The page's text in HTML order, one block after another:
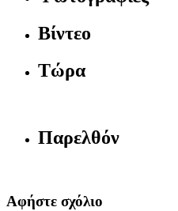
Βίντεο
Τώρα
Παρελθόν
Αφήστε σχόλιο